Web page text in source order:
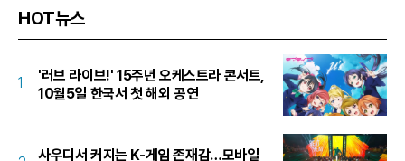
HOT뉴스
1
'러브 라이브!' 15주년 오케스트라 콘서트,
10월5일 한국서 첫 해외 공연
사우디서 커지는 K-게임 존재감…모바일